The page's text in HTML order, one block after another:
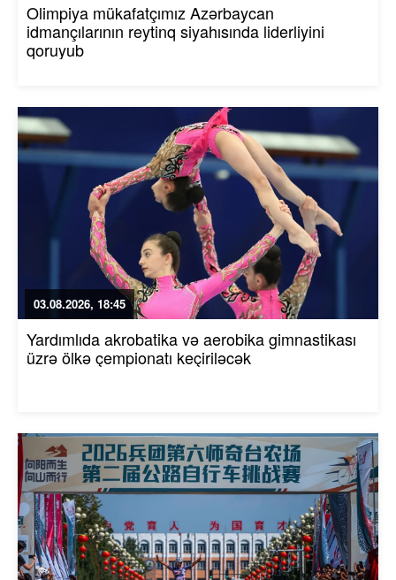
Olimpiya mükafatçımız Azərbaycan
idmançılarının reytinq siyahısında liderliyini
qoruyub
03.08.2026, 18:45
Yardımlıda akrobatika və aerobika gimnastikası
üzrə ölkə çempionatı keçiriləcək